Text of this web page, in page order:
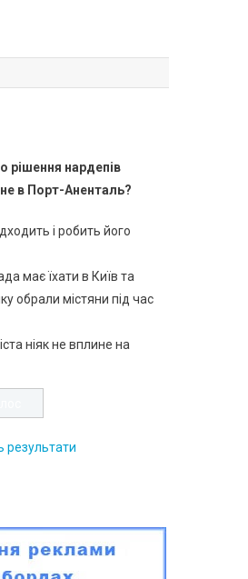
рішення нардепів
в Порт-Аненталь?
і робить його
має їхати в Київ та
обрали містяни під час
ніяк не вплине на
результати